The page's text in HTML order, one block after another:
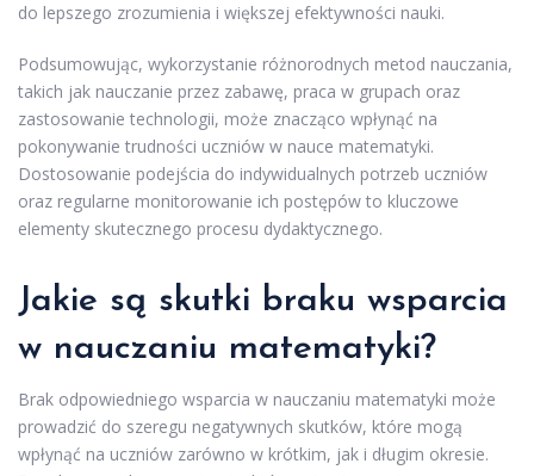
do lepszego zrozumienia i większej efektywności nauki.
Podsumowując, wykorzystanie różnorodnych metod nauczania,
takich jak nauczanie przez zabawę, praca w grupach oraz
zastosowanie technologii, może znacząco wpłynąć na
pokonywanie trudności uczniów w nauce matematyki.
Dostosowanie podejścia do indywidualnych potrzeb uczniów
oraz regularne monitorowanie ich postępów to kluczowe
elementy skutecznego procesu dydaktycznego.
Jakie są skutki braku wsparcia
w nauczaniu matematyki?
Brak odpowiedniego wsparcia w nauczaniu matematyki może
prowadzić do szeregu negatywnych skutków, które mogą
wpłynąć na uczniów zarówno w krótkim, jak i długim okresie.